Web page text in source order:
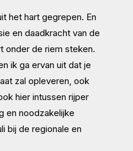
het hart gegrepen. En
en daadkracht van de
onder de riem steken.
ik ga ervan uit dat je
zal opleveren, ook
hier intussen rijper
en noodzakelijke
bij de regionale en